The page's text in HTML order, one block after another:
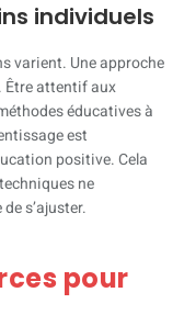
individuels
varient. Une approche
Être attentif aux
éducatives à
est
positive. Cela
ne
s’ajuster.
pour